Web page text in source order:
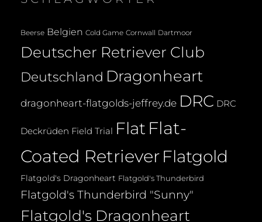
Beerse Belgien Cold Game Cornwall Dartmoor
Deutscher Retriever Club
Deutschland Dragonheart
dragonheart-flatgolds-jeffrey.de DRC DRC
Deckrüden Field Trial Flat Flat-
Coated Retriever Flatgold
Flatgold's Dragonheart Flatgold's Thunderbird
Flatgold's Thunderbird "Sunny"
Flatgold's Dragonheart